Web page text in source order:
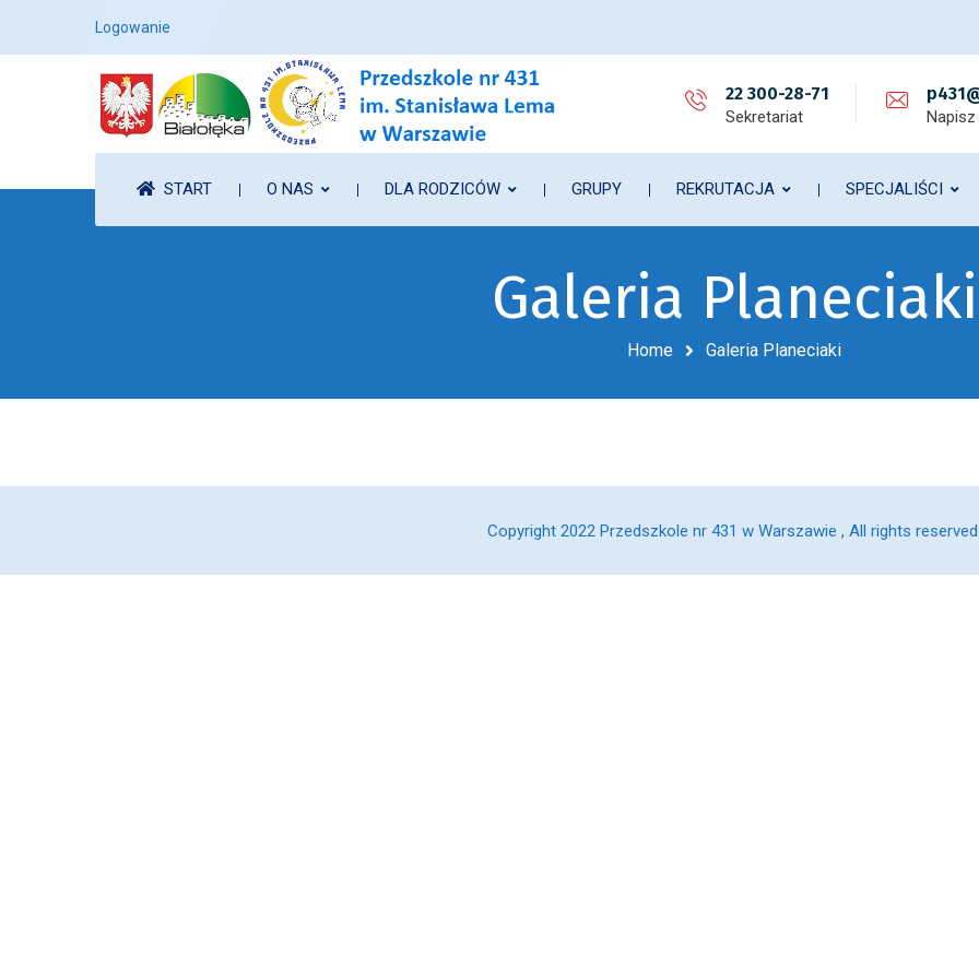
Logowanie
22 300-28-71
Sekretariat
START O NAS DLA RODZICÓW GRUPY REKRUTACJA SPECJALIŚCI
Galeria Planeciaki
Home Galeria Planeciaki
Copyright 2022 Przedszkole nr 431 w Warszawie , All rights